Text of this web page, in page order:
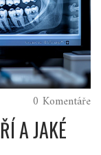
0 Komentáře
A JAKÉ